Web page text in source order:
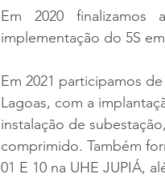
Em 2020 finalizamos
implementação do 5S
Em 2021 participamos
Lagoas, com a
instalação de
comprimido. Também
01 E 10 na UHE JUPIÁ,